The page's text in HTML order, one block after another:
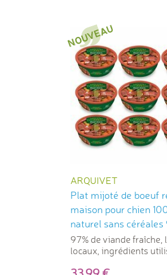
ARQUIVET
Plat mijoté de boeuf
maison pour chien
naturel sans
g Arquivet
97% de viande fraîche,
locaux, ingrédients